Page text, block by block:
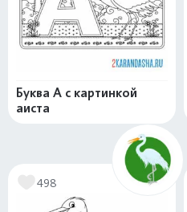
Буква А с картинкой
аиста
498